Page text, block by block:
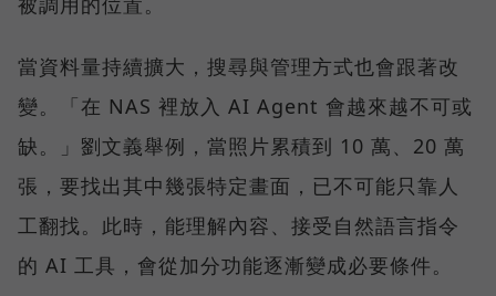
當資料量持續擴大，搜尋與管理方式也會跟著改
變。「在 NAS 裡放入 AI Agent 會越來越不可或
缺。」劉文義舉例，當照片累積到 10 萬、20 萬
張，要找出其中幾張特定畫面，已不可能只靠人
工翻找。此時，能理解內容、接受自然語言指令
的 AI 工具，會從加分功能逐漸變成必要條件。